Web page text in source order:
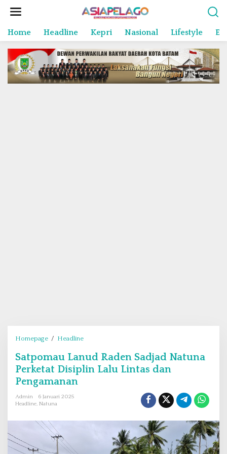
Home Headline Kepri Nasional Lifestyle
Homepage / Headline
t
p
L
Satpomau Lanud Raden Sadjad Natuna
Perketat Disiplin Lalu Lintas dan
Pengamanan
Admin
6 Januari 2025
Headline, Natuna